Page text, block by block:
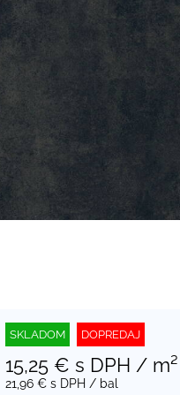
SKLADOM DOPREDAJ
15,25 € s DPH / m²
21,96 €s DPH / bal